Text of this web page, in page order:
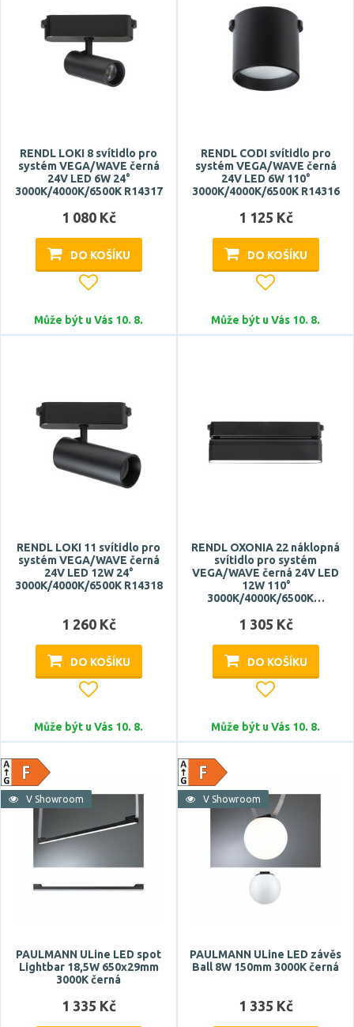
RENDL LOKI 8 svítidlo pro
systém VEGA/WAVE černá
24V LED 6W 24°
3000K/4000K/6500K R14317
1 080 Kč
DO KOŠÍKU
Může být u Vás 10. 8.
RENDL CODI svítidlo pro
systém VEGA/WAVE černá
24V LED 6W 110°
3000K/4000K/6500K R14316
1 125 Kč
DO KOŠÍKU
Může být u Vás 10. 8.
RENDL LOKI 11 svítidlo pro
systém VEGA/WAVE černá
24V LED 12W 24°
3000K/4000K/6500K R14318
1 260 Kč
DO KOŠÍKU
Může být u Vás 10. 8.
RENDL OXONIA 22 náklopná
svítidlo pro systém
VEGA/WAVE černá 24V LED
12W 110°
3000K/4000K/6500K…
1 305 Kč
DO KOŠÍKU
Může být u Vás 10. 8.
V Showroom
PAULMANN ULine LED spot
Lightbar 18,5W 650x29mm
3000K černá
1 335 Kč
V Showroom
PAULMANN ULine LED závěs
Ball 8W 150mm 3000K černá
1 335 Kč